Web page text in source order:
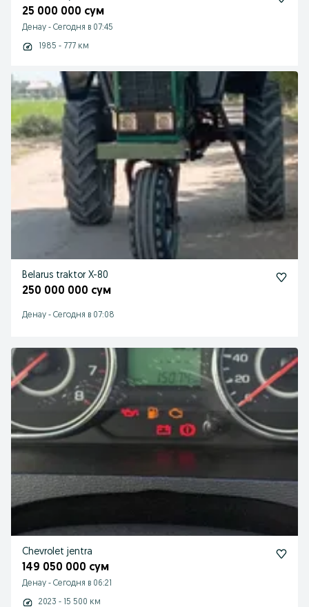
25 000 000 сум
Денау - Сегодня в 07:45
1985 - 777 км
Belarus traktor X-80
250 000 000 сум
Денау - Сегодня в 07:08
Chevrolet jentra
149 050 000 сум
Денау - Сегодня в 06:21
2023 - 15 500 км